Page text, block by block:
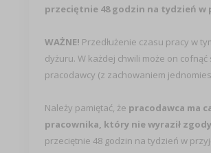
przeciętnie 48 godzin na tydzień
WAŻNE! Przedłużenie czasu pracy w
dyżuru. W każdej chwili może on
pracodawcy (z zachowaniem
Należy pamiętać, że pracodawca ma
pracownika, który nie wyraził
przeciętnie 48 godzin na tydzień w